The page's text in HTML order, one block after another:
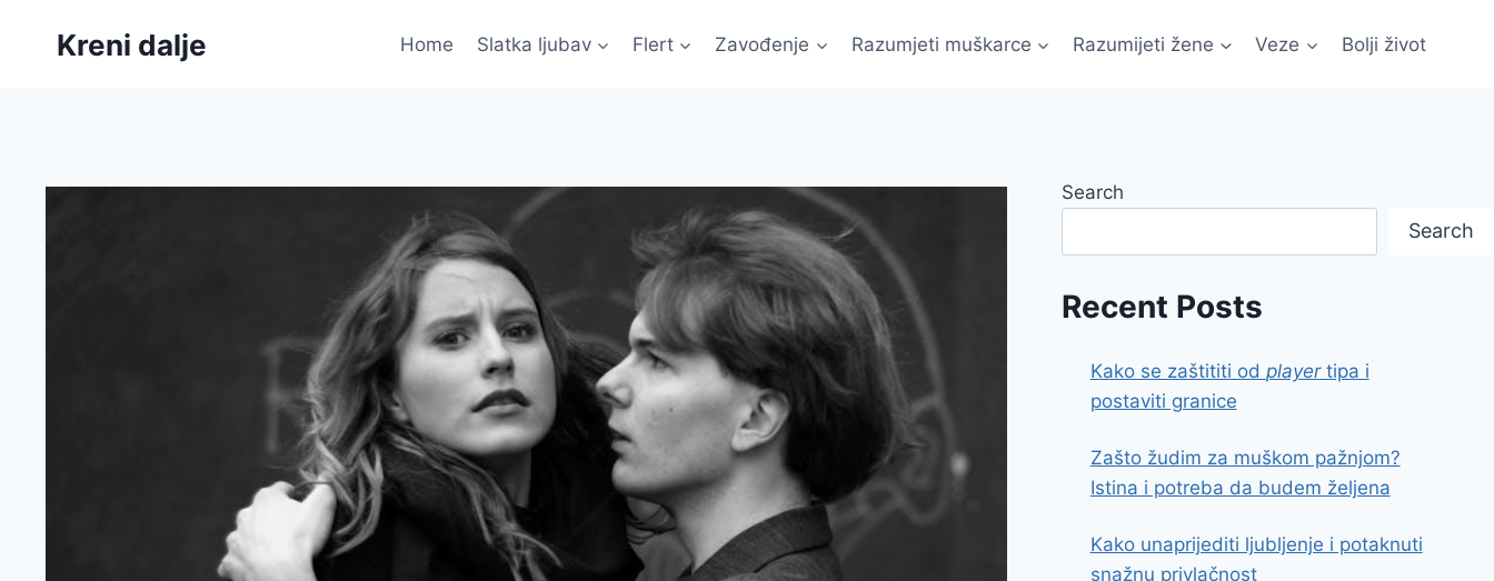
Kreni dalje Home Slatka ljubav Flert Zavođenje Razumjeti muškarce Razumijeti žene Veze Bolji život
Search
Search
Recent Posts
Kako se zaštititi od playertipa i
postaviti granice
Zašto žudim za muškom pažnjom?
Istina i potreba da budem željena
Kako unaprijediti ljubljenje i potaknuti
snažnu privlačnost